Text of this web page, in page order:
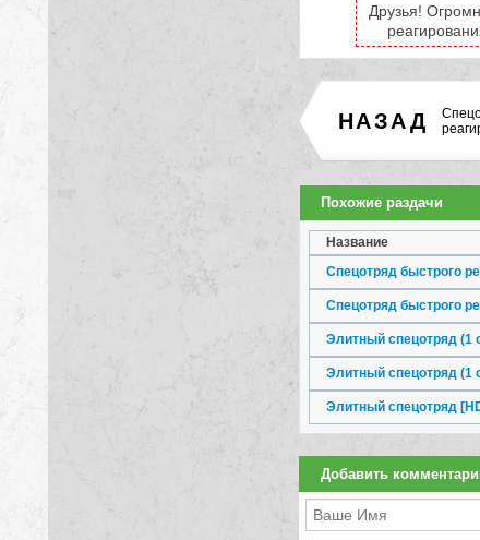
Друзья!
НАЗАД
Похожие раздачи
Название
Спецотряд быстрого
Спецотряд быстрого
Элитный спецотряд (1
Элитный спецотряд (1
Элитный спецотряд
Добавить